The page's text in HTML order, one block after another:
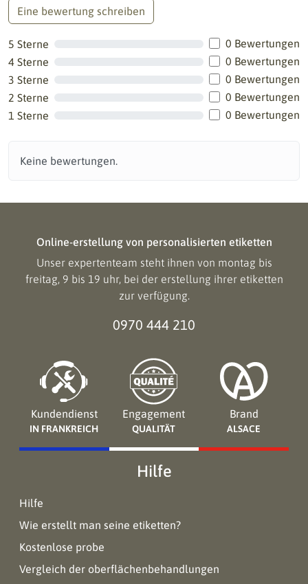
Eine bewertung schreiben
5 Sterne
0 Bewertungen
4 Sterne
0 Bewertungen
3 Sterne
0 Bewertungen
2 Sterne
0 Bewertungen
1 Sterne
0 Bewertungen
Keine bewertungen.
Online-erstellung von personalisierten etiketten
Unser expertenteam steht ihnen von montag bis
freitag, 9 bis 19 uhr, bei der erstellung ihrer etiketten
zur verfügung.
0970 444 210
Kundendienst
IN FRANKREICH
Engagement
QUALITÄT
Brand
ALSACE
Hilfe
Hilfe
Wie erstellt man seine etiketten?
Kostenlose probe
Vergleich der oberflächenbehandlungen